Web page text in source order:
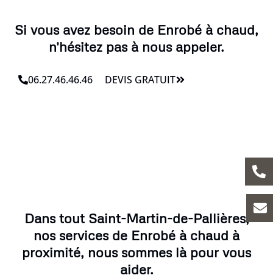
Si vous avez besoin de Enrobé à chaud,
n'hésitez pas à nous appeler.
06.27.46.46.46 DEVIS GRATUIT
Dans tout Saint-Martin-de-Pallières,
nos services de Enrobé à chaud à
proximité, nous sommes là pour vous
aider.